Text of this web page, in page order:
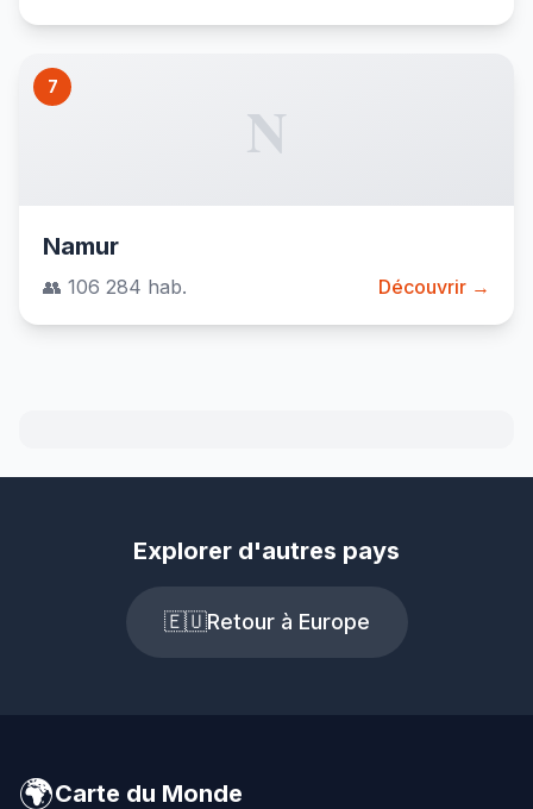
7
N
Namur
👥 106 284 hab. Découvrir →
Explorer d'autres pays
🇪🇺Retour à Europe
🌍Carte du Monde